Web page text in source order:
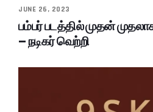
JUNE 26, 2023
பம்பர் படத்தில் முதன்
– நடிகர் வெற்றி